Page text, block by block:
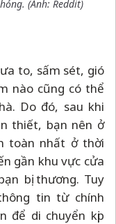
(Ảnh: Reddit)
to, sấm sét, gió
nào cũng có thể
Do đó, sau khi
thiết, bạn nên ở
toàn nhất ở thời
gần khu vực cửa
bị thương. Tuy
tin từ chính
để di chuyển kịp